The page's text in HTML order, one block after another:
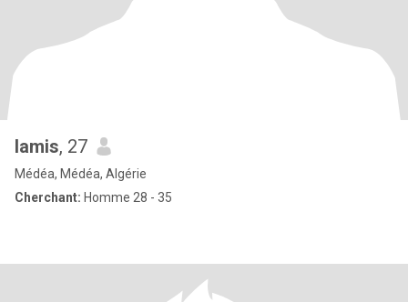
lamis, 27
Médéa, Médéa, Algérie
Cherchant: Homme 28 - 35